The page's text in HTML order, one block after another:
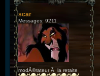
scar
Messages: 9211
modÃ©rateur Ã la retaite